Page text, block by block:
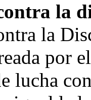
la
la
por
lucha